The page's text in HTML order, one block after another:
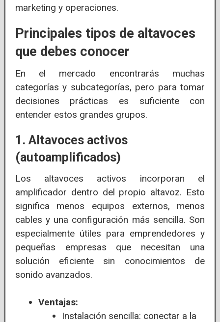
marketing y operaciones.
Principales tipos de altavoces
que debes conocer
En el mercado encontrarás muchas
categorías y subcategorías, pero para tomar
decisiones prácticas es suficiente con
entender estos grandes grupos.
1. Altavoces activos
(autoamplificados)
Los altavoces activos incorporan el
amplificador dentro del propio altavoz. Esto
significa menos equipos externos, menos
cables y una configuración más sencilla. Son
especialmente útiles para emprendedores y
pequeñas empresas que necesitan una
solución eficiente sin conocimientos de
sonido avanzados.
Ventajas:
Instalación sencilla: conectar a la